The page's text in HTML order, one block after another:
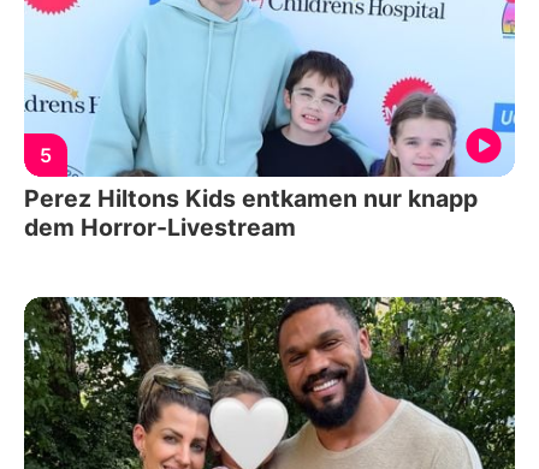
5
Perez Hiltons Kids entkamen nur knapp
dem Horror-Livestream